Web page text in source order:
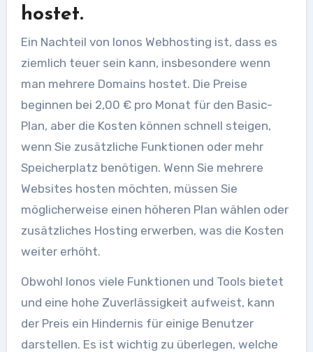
hostet.
Ein Nachteil von Ionos Webhosting ist, dass es
ziemlich teuer sein kann, insbesondere wenn
man mehrere Domains hostet. Die Preise
beginnen bei 2,00 € pro Monat für den Basic-
Plan, aber die Kosten können schnell steigen,
wenn Sie zusätzliche Funktionen oder mehr
Speicherplatz benötigen. Wenn Sie mehrere
Websites hosten möchten, müssen Sie
möglicherweise einen höheren Plan wählen oder
zusätzliches Hosting erwerben, was die Kosten
weiter erhöht.
Obwohl Ionos viele Funktionen und Tools bietet
und eine hohe Zuverlässigkeit aufweist, kann
der Preis ein Hindernis für einige Benutzer
darstellen. Es ist wichtig zu überlegen, welche